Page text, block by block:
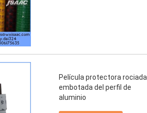
Película protectora rociada
embotada del perfil de
aluminio